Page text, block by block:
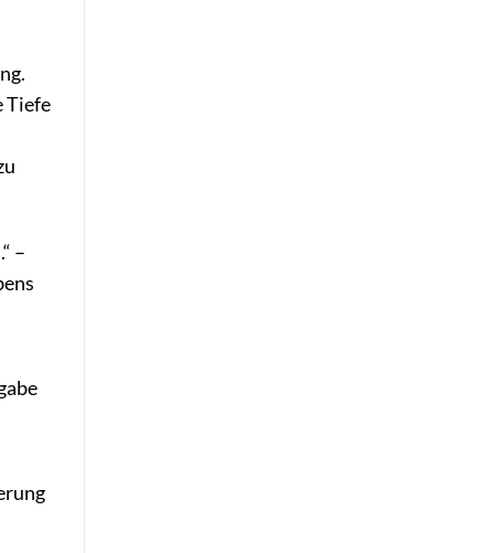
Tiefe
–